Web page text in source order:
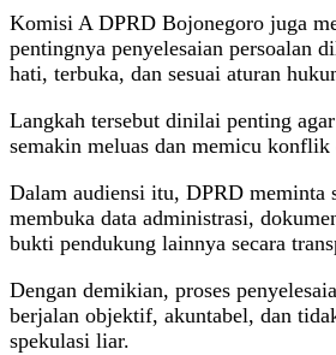
Komisi A DPRD Bojonegoro juga
pentingnya penyelesaian persoalan
hati, terbuka, dan sesuai aturan
Langkah tersebut dinilai penting
semakin meluas dan memicu konflik
Dalam audiensi itu, DPRD meminta
membuka data administrasi,
bukti pendukung lainnya secara
Dengan demikian, proses
berjalan objektif, akuntabel, dan
spekulasi liar.